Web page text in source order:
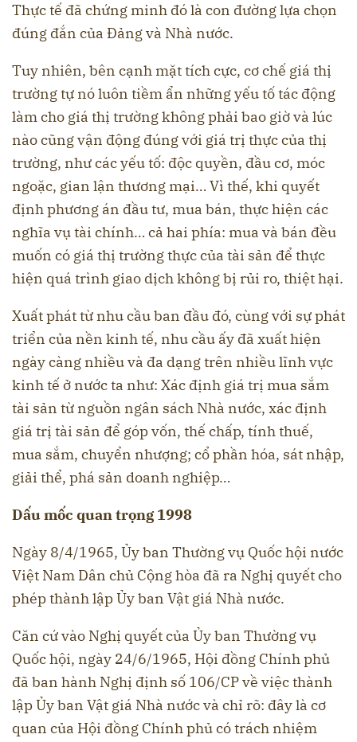
Thực tế đã chứng minh đó là con đường lựa chọn
đúng đắn của Đảng và Nhà nước.
Tuy nhiên, bên cạnh mặt tích cực, cơ chế giá thị
trường tự nó luôn tiềm ẩn những yếu tố tác động
làm cho giá thị trường không phải bao giờ và lúc
nào cũng vận động đúng với giá trị thực của thị
trường, như các yếu tố: độc quyền, đầu cơ, móc
ngoặc, gian lận thương mại… Vì thế, khi quyết
định phương án đầu tư, mua bán, thực hiện các
nghĩa vụ tài chính… cả hai phía: mua và bán đều
muốn có giá thị trường thực của tài sản để thực
hiện quá trình giao dịch không bị rủi ro, thiệt hại.
Xuất phát từ nhu cầu ban đầu đó, cùng với sự phát
triển của nền kinh tế, nhu cầu ấy đã xuất hiện
ngày càng nhiều và đa dạng trên nhiều lĩnh vực
kinh tế ở nước ta như: Xác định giá trị mua sắm
tài sản từ nguồn ngân sách Nhà nước, xác định
giá trị tài sản để góp vốn, thế chấp, tính thuế,
mua sắm, chuyển nhượng; cổ phần hóa, sát nhập,
giải thể, phá sản doanh nghiệp…
Dấu mốc quan trọng 1998
Ngày 8/4/1965, Ủy ban Thường vụ Quốc hội nước
Việt Nam Dân chủ Cộng hòa đã ra Nghị quyết cho
phép thành lập Ủy ban Vật giá Nhà nước.
Căn cứ vào Nghị quyết của Ủy ban Thường vụ
Quốc hội, ngày 24/6/1965, Hội đồng Chính phủ
đã ban hành Nghị định số 106/CP về việc thành
lập Ủy ban Vật giá Nhà nước và chỉ rõ: đây là cơ
quan của Hội đồng Chính phủ có trách nhiệm